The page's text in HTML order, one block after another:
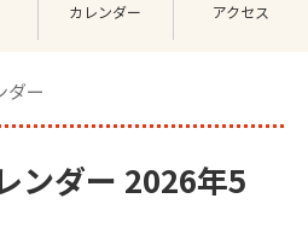
カレンダー アクセス
ダー
ンダー 2026年5